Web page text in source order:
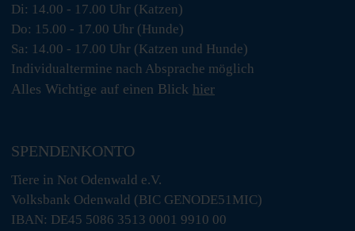
Di: 14.00 - 17.00 Uhr (Katzen)
Do: 15.00 - 17.00 Uhr (Hunde)
Sa: 14.00 - 17.00 Uhr (Katzen und Hunde)
Individualtermine nach Absprache möglich
Alles Wichtige auf einen Blick hier
SPENDENKONTO
Tiere in Not Odenwald e.V.
Volksbank Odenwald (BIC GENODE51MIC)
IBAN: DE45 5086 3513 0001 9910 00